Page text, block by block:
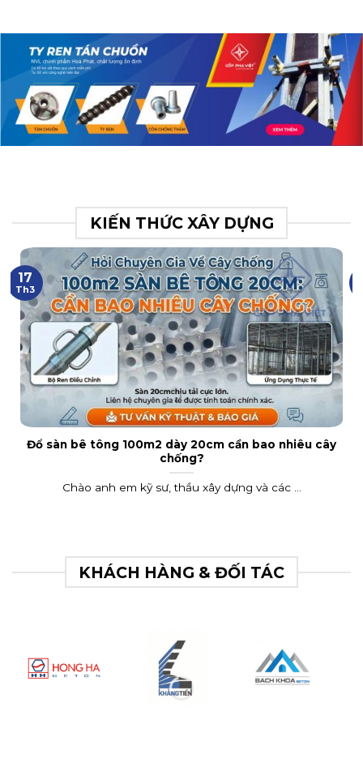
KIẾN THỨC XÂY DỰNG
Đổ sàn bê tông 100m2 dày 20cm cần bao nhiêu cây
chống?
Chào anh em kỹ sư, thầu xây dựng và các ...
17
Th3
KHÁCH HÀNG & ĐỐI TÁC